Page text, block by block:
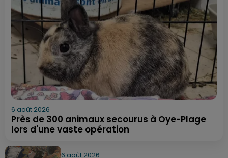
6 août 2026
Près de 300 animaux secourus à Oye-Plage
lors d'une vaste opération
6 août 2026